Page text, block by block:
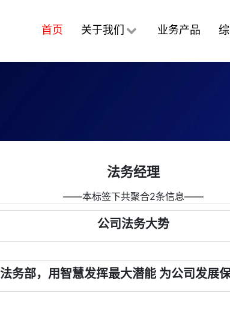
首页 关于我们 业务产品
法务经理
――本标签下共聚合2条信息――
公司法务大势
法务部，用智慧发挥最大潜能 为公司发展